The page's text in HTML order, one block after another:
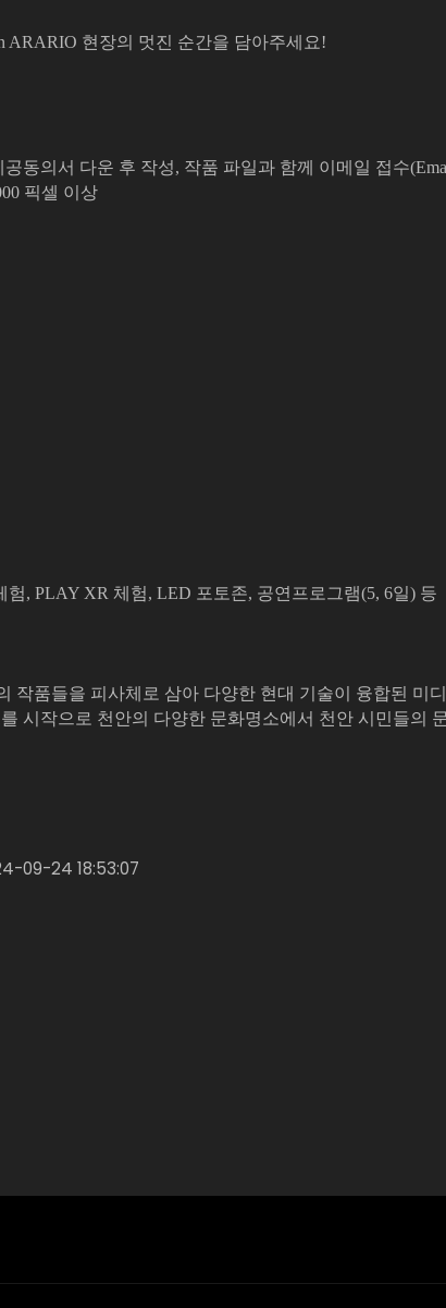
ARARIO 현장의 멋진 순간을 담아주세요!
의서 다운 후 작성, 작품 파일과 함께 이메일 접수
픽셀 이상
, PLAY XR 체험, LED 포토존, 공연프로그램(5, 6일) 등
품들을 피사체로 삼아 다양한 현대 기술이 융합된 미
시작으로 천안의 다양한 문화명소에서 천안 시민들의
09-24 18:53:07